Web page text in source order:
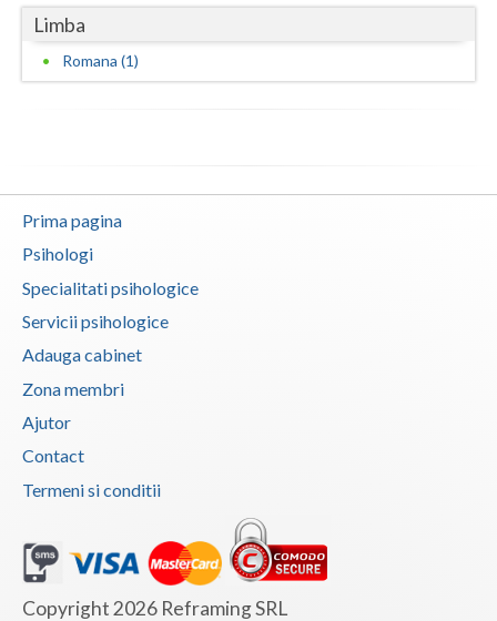
Prahova
Salaj
Suceava
Teleorman
Timis
Tulcea
Valcea
Vaslui
Vrancea
Limba
Romana (1)
Prima pagina
Psihologi
Specialitati psihologice
Servicii psihologice
Adauga cabinet
Zona membri
Ajutor
Contact
Termeni si conditii
Copyright 2026 Reframing SRL